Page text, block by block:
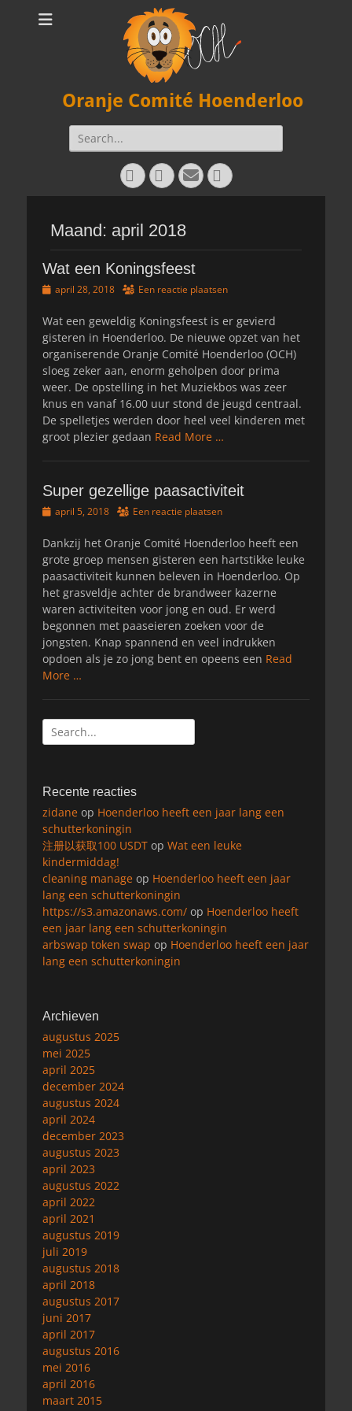
Oranje Comité Hoenderloo
Zoeken
naar:
Facebook
Twitter
E-
mail
Instagram
Maand: april 2018
Wat een Koningsfeest
Geplaatst
april 28, 2018 Een reactie plaatsen
Wat een geweldig Koningsfeest is er gevierd
gisteren in Hoenderloo. De nieuwe opzet van het
organiserende Oranje Comité Hoenderloo (OCH)
sloeg zeker aan, enorm geholpen door prima
weer. De opstelling in het Muziekbos was zeer
knus en vanaf 16.00 uur stond de jeugd centraal.
De spelletjes werden door heel veel kinderen met
groot plezier gedaan Read More …
Super gezellige paasactiviteit
Geplaatst
april 5, 2018 Een reactie plaatsen
Dankzij het Oranje Comité Hoenderloo heeft een
grote groep mensen gisteren een hartstikke leuke
paasactiviteit kunnen beleven in Hoenderloo. Op
het grasveldje achter de brandweer kazerne
waren activiteiten voor jong en oud. Er werd
begonnen met paaseieren zoeken voor de
jongsten. Knap spannend en veel indrukken
opdoen als je zo jong bent en opeens een Read
More …
Zoeken
naar:
Recente reacties
zidane op Hoenderloo heeft een jaar lang een
schutterkoningin
注册以获取100 USDT op Wat een leuke
kindermiddag!
cleaning manage op Hoenderloo heeft een jaar
lang een schutterkoningin
https://s3.amazonaws.com/ op Hoenderloo heeft
een jaar lang een schutterkoningin
arbswap token swap op Hoenderloo heeft een jaar
lang een schutterkoningin
Archieven
augustus 2025
mei 2025
april 2025
december 2024
augustus 2024
april 2024
december 2023
augustus 2023
april 2023
augustus 2022
april 2022
april 2021
augustus 2019
juli 2019
augustus 2018
april 2018
augustus 2017
juni 2017
april 2017
augustus 2016
mei 2016
april 2016
maart 2015